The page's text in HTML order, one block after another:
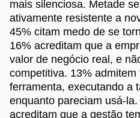
mais silenciosa. Metade
ativamente resistente a
45% citam medo de se
16% acreditam que a
valor de negócio real, e
competitiva. 13%
ferramenta, executando a
enquanto pareciam usá-
acreditam que a gestão